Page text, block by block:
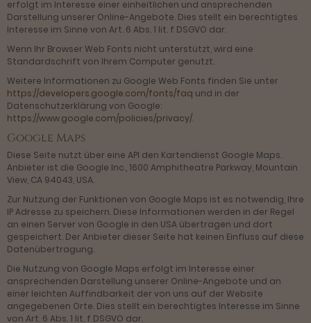
erfolgt im Interesse einer einheitlichen und ansprechenden
Darstellung unserer Online-Angebote. Dies stellt ein berechtigtes
Interesse im Sinne von Art. 6 Abs. 1 lit. f DSGVO dar.
Wenn Ihr Browser Web Fonts nicht unterstützt, wird eine
Standardschrift von Ihrem Computer genutzt.
Weitere Informationen zu Google Web Fonts finden Sie unter
https://developers.google.com/fonts/faq und in der
Datenschutzerklärung von Google:
https://www.google.com/policies/privacy/.
Google Maps
Diese Seite nutzt über eine API den Kartendienst Google Maps.
Anbieter ist die Google Inc., 1600 Amphitheatre Parkway, Mountain
View, CA 94043, USA.
Zur Nutzung der Funktionen von Google Maps ist es notwendig, Ihre
IP Adresse zu speichern. Diese Informationen werden in der Regel
an einen Server von Google in den USA übertragen und dort
gespeichert. Der Anbieter dieser Seite hat keinen Einfluss auf diese
Datenübertragung.
Die Nutzung von Google Maps erfolgt im Interesse einer
ansprechenden Darstellung unserer Online-Angebote und an
einer leichten Auffindbarkeit der von uns auf der Website
angegebenen Orte. Dies stellt ein berechtigtes Interesse im Sinne
von Art. 6 Abs. 1 lit. f DSGVO dar.